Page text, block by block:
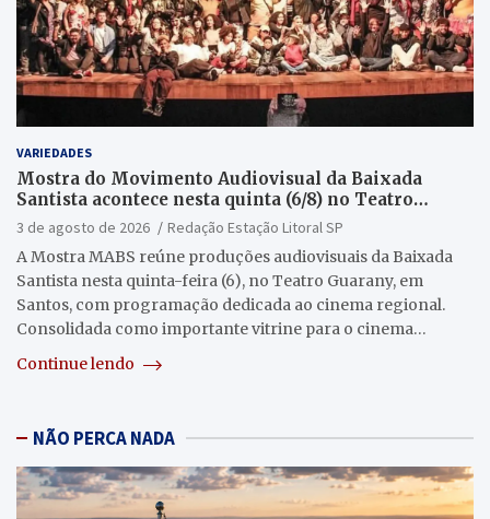
VARIEDADES
Mostra do Movimento Audiovisual da Baixada
Santista acontece nesta quinta (6/8) no Teatro
Guarany
3 de agosto de 2026
Redação Estação Litoral SP
A Mostra MABS reúne produções audiovisuais da Baixada
Santista nesta quinta-feira (6), no Teatro Guarany, em
Santos, com programação dedicada ao cinema regional.
Consolidada como importante vitrine para o cinema…
Continue lendo
NÃO PERCA NADA